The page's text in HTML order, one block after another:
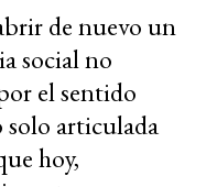
de nuevo un
social no
el sentido
solo articulada
hoy,